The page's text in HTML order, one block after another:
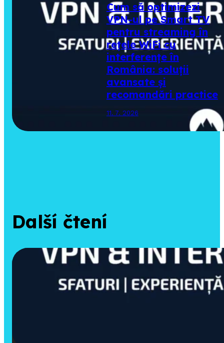
Cum să optimizezi
VPN-ul pe Smart TV
pentru streaming în
rețele WiFi cu
interferențe în
România: soluții
avansate și
recomandări practice
11. 7. 2026
Další čtení